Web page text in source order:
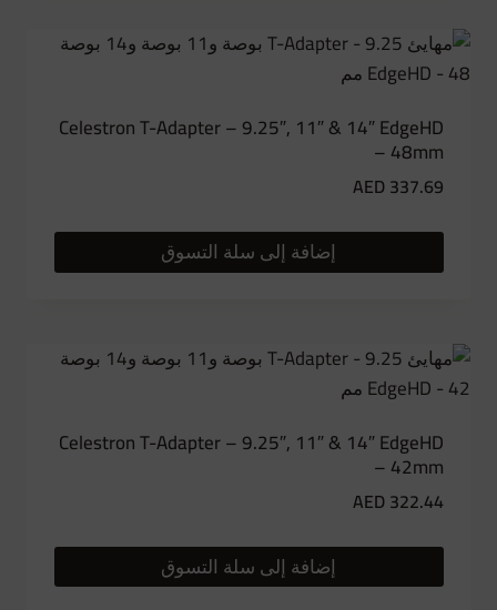
Celestron T-Adapter – 9.25″, 11″ & 14″ EdgeHD
– 48mm
AED337.69
إضافة إلى سلة التسوق
Celestron T-Adapter – 9.25″, 11″ & 14″ EdgeHD
– 42mm
AED322.44
إضافة إلى سلة التسوق